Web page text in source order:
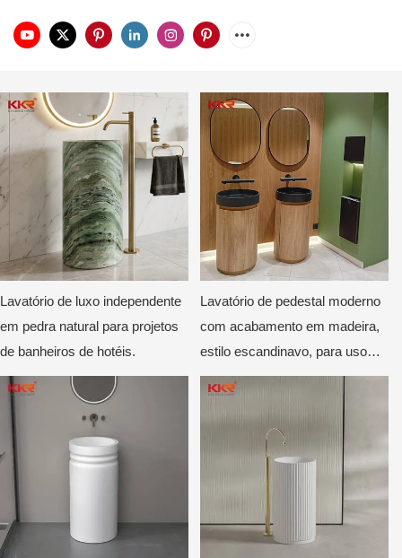
Lavatório de luxo independente
em pedra natural para projetos
de banheiros de hotéis.
Lavatório de pedestal moderno
com acabamento em madeira,
estilo escandinavo, para uso
comercial.